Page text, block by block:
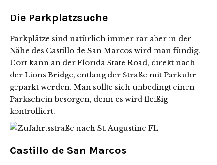
Die Parkplatzsuche
Parkplätze sind natürlich immer rar aber in der
Nähe des Castillo de San Marcos wird man fündig.
Dort kann an der Florida State Road, direkt nach
der Lions Bridge, entlang der Straße mit Parkuhr
geparkt werden. Man sollte sich unbedingt einen
Parkschein besorgen, denn es wird fleißig
kontrolliert.
Castillo de San Marcos